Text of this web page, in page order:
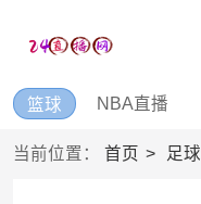
篮球 NBA直播
当前位置： 首页 足球